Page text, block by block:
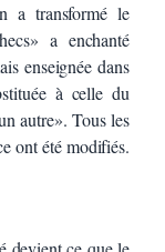
a transformé le
a enchanté
enseignée dans
à celle du
autre». Tous les
ont été modifiés.